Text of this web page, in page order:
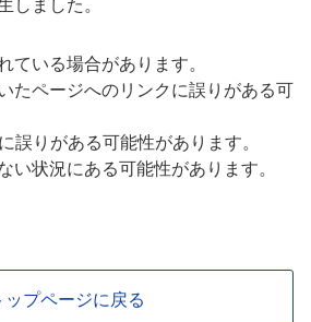
しました。
ている場合があります。
たページへのリンクに誤りがある可
誤りがある可能性があります。
い状況にある可能性があります。
ップページに戻る